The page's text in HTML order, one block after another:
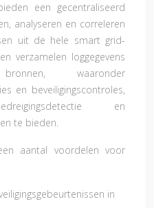
een gecentraliseerd
analyseren en correleren
uit de hele smart grid-
verzamelen loggegevens
waaronder
en beveiligingscontroles,
en
te bieden.
aantal voordelen voor
in